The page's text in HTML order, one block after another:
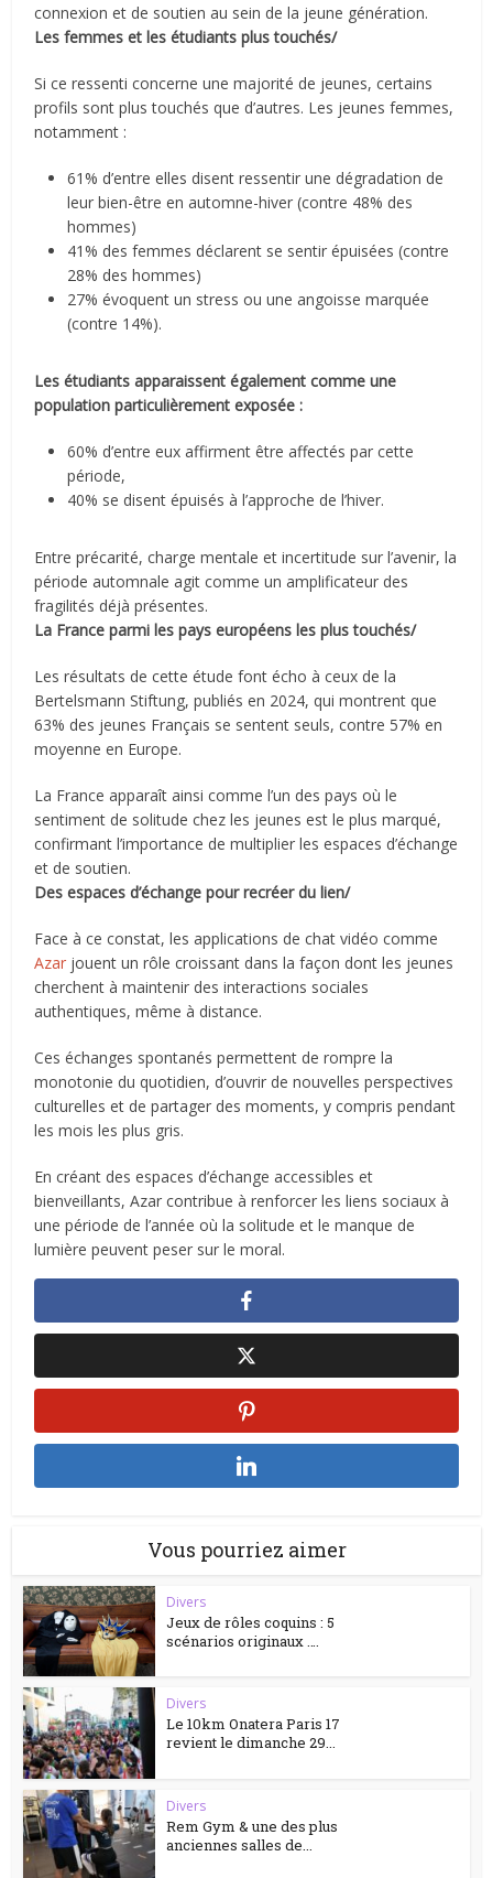
connexion et de soutien au sein de la jeune génération.
Les femmes et les étudiants plus touchés/
Si ce ressenti concerne une majorité de jeunes, certains
profils sont plus touchés que d’autres. Les jeunes femmes,
notamment :
61% d’entre elles disent ressentir une dégradation de
leur bien-être en automne-hiver (contre 48% des
hommes)
41% des femmes déclarent se sentir épuisées (contre
28% des hommes)
27% évoquent un stress ou une angoisse marquée
(contre 14%).
Les étudiants apparaissent également comme une
population particulièrement exposée :
60% d’entre eux affirment être affectés par cette
période,
40% se disent épuisés à l’approche de l’hiver.
Entre précarité, charge mentale et incertitude sur l’avenir, la
période automnale agit comme un amplificateur des
fragilités déjà présentes.
La France parmi les pays européens les plus touchés/
Les résultats de cette étude font écho à ceux de la
Bertelsmann Stiftung, publiés en 2024, qui montrent que
63% des jeunes Français se sentent seuls, contre 57% en
moyenne en Europe.
La France apparaît ainsi comme l’un des pays où le
sentiment de solitude chez les jeunes est le plus marqué,
confirmant l’importance de multiplier les espaces d’échange
et de soutien.
Des espaces d’échange pour recréer du lien/
Face à ce constat, les applications de chat vidéo comme
Azar jouent un rôle croissant dans la façon dont les jeunes
cherchent à maintenir des interactions sociales
authentiques, même à distance.
Ces échanges spontanés permettent de rompre la
monotonie du quotidien, d’ouvrir de nouvelles perspectives
culturelles et de partager des moments, y compris pendant
les mois les plus gris.
En créant des espaces d’échange accessibles et
bienveillants, Azar contribue à renforcer les liens sociaux à
une période de l’année où la solitude et le manque de
lumière peuvent peser sur le moral.
Vous pourriez aimer
Divers
Jeux de rôles coquins : 5
scénarios originaux ….
Divers
Le 10km Onatera Paris 17
revient le dimanche 29...
Divers
Rem Gym & une des plus
anciennes salles de...